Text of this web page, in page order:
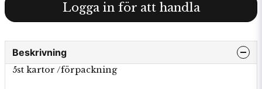
Logga in för att handla
Beskrivning
5st kartor /förpackning